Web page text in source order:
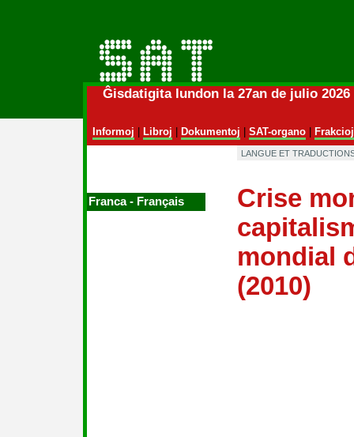
Ĝisdatigita lundon la 27an de julio
Informoj Libroj Dokumentoj SAT-organo| Frakcioj
Franca ‑ Français
LANGUE ET
Crise
mondial
(2010)